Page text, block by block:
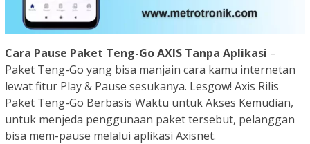
Cara Pause Paket Teng-Go AXIS Tanpa Aplikasi –
Paket Teng-Go yang bisa manjain cara kamu internetan
lewat fitur Play & Pause sesukanya. Lesgow! Axis Rilis
Paket Teng-Go Berbasis Waktu untuk Akses Kemudian,
untuk menjeda penggunaan paket tersebut, pelanggan
bisa mem-pause melalui aplikasi Axisnet.